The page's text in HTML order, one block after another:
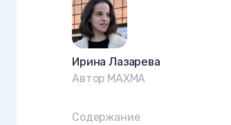
Ирина Лазарева
Автор MAXMA
Содержание